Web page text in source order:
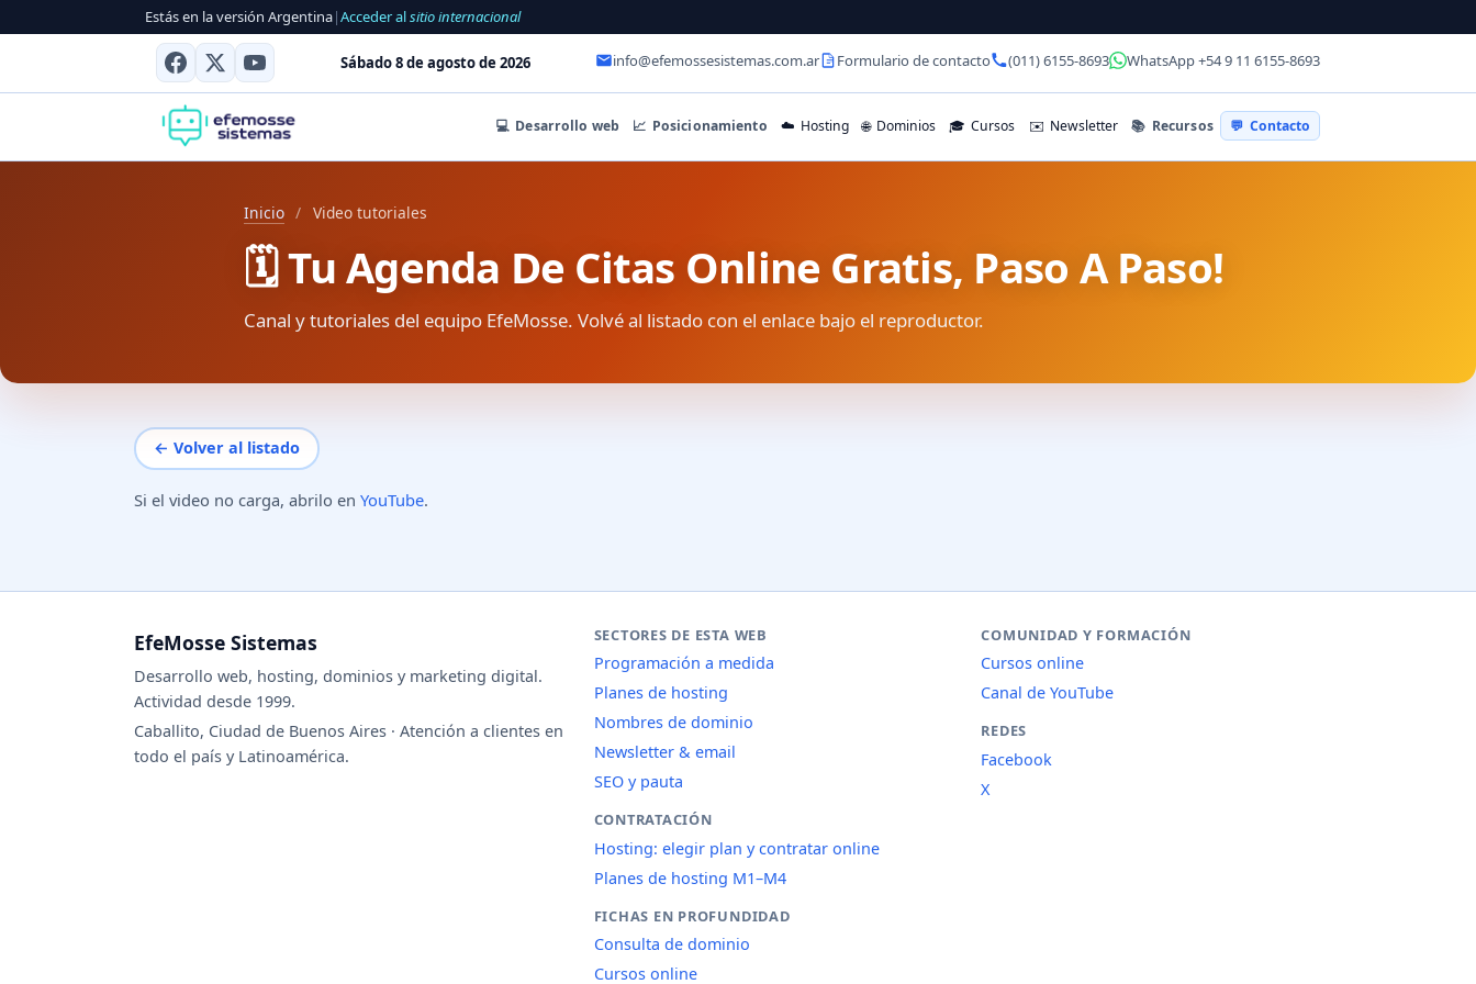
Estás en la versión Argentina|Acceder alsitio internacional
Sábado 8 de agosto de 2026 info@efemossesistemas.com.ar Formulario de contacto (011) 6155-8693 WhatsApp +54 9 11 6155-8693
💻 Desarrollo web 📈 Posicionamiento ☁️ Hosting 🌐 Dominios 🎓 Cursos ✉️ Newsletter 📚 Recursos 💬 Contacto
Inicio / Video tutoriales
🗓️ Tu Agenda De Citas Online Gratis, Paso A Paso!
Canal y tutoriales del equipo EfeMosse. Volvé al listado con el enlace bajo el reproductor.
← Volver al listado
Si el video no carga, abrilo en YouTube.
EfeMosse Sistemas
Desarrollo web, hosting, dominios y marketing digital.
Actividad desde 1999.
Caballito, Ciudad de Buenos Aires · Atención a clientes en
todo el país y Latinoamérica.
SECTORES DE ESTA WEB
Programación a medida
Planes de hosting
Nombres de dominio
Newsletter & email
SEO y pauta
CONTRATACIÓN
Hosting: elegir plan y contratar online
Planes de hosting M1–M4
FICHAS EN PROFUNDIDAD
Consulta de dominio
Cursos online
COMUNIDAD Y FORMACIÓN
Cursos online
Canal de YouTube
REDES
Facebook
X